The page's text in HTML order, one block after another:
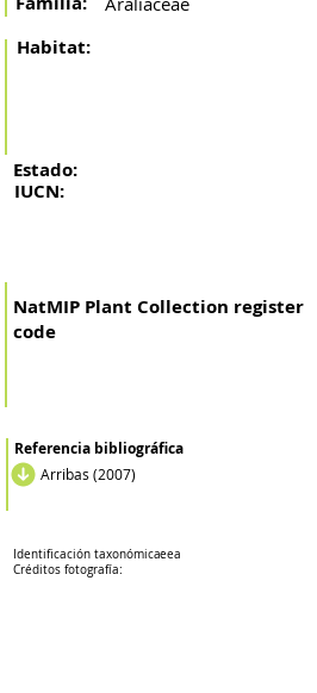
Habitat:
Estado:
IUCN:
NatMIP Plant Collection register
code
Referencia bibliográfica
Arribas (2007)
Identificación taxonómica:eea
Créditos fotografía: